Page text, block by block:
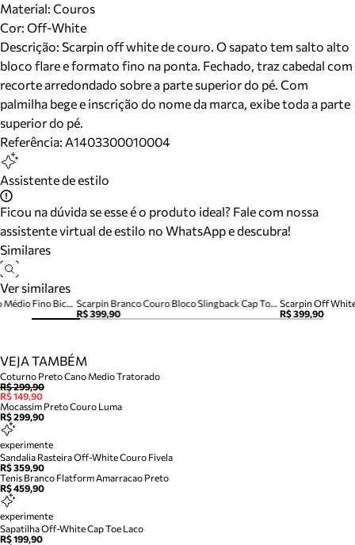
Material: Couros
Cor: Off-White
Descrição: Scarpin off white de couro. O sapato tem salto alto
bloco flare e formato fino na ponta. Fechado, traz cabedal com
recorte arredondado sobre a parte superior do pé. Com
palmilha bege e inscrição do nome da marca, exibe toda a parte
superior do pé.
Referência: A1403300010004
Assistente de estilo
Ficou na dúvida se esse é o produto ideal? Fale com nossa
assistente virtual de estilo no WhatsApp e descubra!
Similares
Ver similares
Scarpin Branco Couro Bloco Slingback Cap Toe Preto
R$ 399,90
R$ 399,90
Scarpin Off White Couro Salto Médio Fino Bico Fino
VEJA TAMBÉM
Coturno Preto Cano Medio Tratorado
R$ 299,90
R$ 149,90
Mocassim Preto Couro Luma
R$ 299,90
experimente
Sandalia Rasteira Off-White Couro Fivela
R$ 359,90
Tenis Branco Flatform Amarracao Preto
R$ 459,90
experimente
Sapatilha Off-White Cap Toe Laco
R$ 199,90